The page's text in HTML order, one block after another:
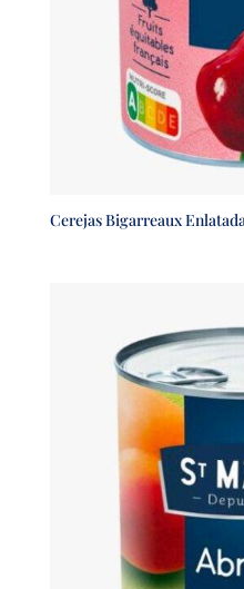
Cerejas Bigarreaux